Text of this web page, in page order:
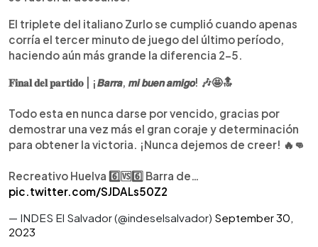
El triplete del italiano Zurlo se cumplió cuando apenas
corría el tercer minuto de juego del último período,
haciendo aún más grande la diferencia 2-5.
𝐅𝐢𝐧𝐚𝐥 𝐝𝐞𝐥 𝐩𝐚𝐫𝐭𝐢𝐝𝐨 | ¡𝘽𝙖𝙧𝙧𝙖, 𝙢𝙞 𝙗𝙪𝙚𝙣 𝙖𝙢𝙞𝙜𝙤! 🎶🤩🔝
Todo esta en nunca darse por vencido, gracias por
demostrar una vez más el gran coraje y determinación
para obtener la victoria. ¡Nunca dejemos de creer! 🔥👊
Recreativo Huelva 6️⃣🆚6️⃣ Barra de…
pic.twitter.com/SJDALs50Z2
— INDES El Salvador (@indeselsalvador) September 30,
2023